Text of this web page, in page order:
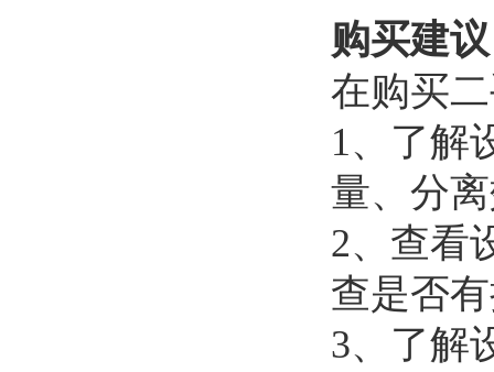
购买建
在购买
1、了解
量、分
2、查看
查是否
3、了解